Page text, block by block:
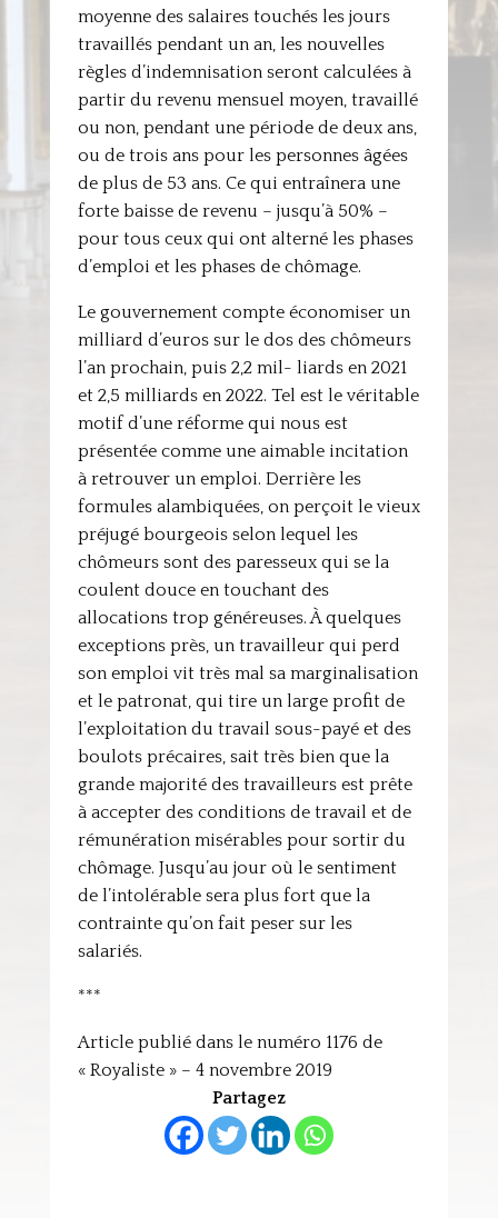
moyenne des salaires touchés les jours
travaillés pendant un an, les nouvelles
règles d’indemnisation seront calculées à
partir du revenu mensuel moyen, travaillé
ou non, pendant une période de deux ans,
ou de trois ans pour les personnes âgées
de plus de 53 ans. Ce qui entraînera une
forte baisse de revenu – jusqu’à 50% –
pour tous ceux qui ont alterné les phases
d’emploi et les phases de chômage.
Le gouvernement compte économiser un
milliard d’euros sur le dos des chômeurs
l’an prochain, puis 2,2 mil- liards en 2021
et 2,5 milliards en 2022. Tel est le véritable
motif d’une réforme qui nous est
présentée comme une aimable incitation
à retrouver un emploi. Derrière les
formules alambiquées, on perçoit le vieux
préjugé bourgeois selon lequel les
chômeurs sont des paresseux qui se la
coulent douce en touchant des
allocations trop généreuses. À quelques
exceptions près, un travailleur qui perd
son emploi vit très mal sa marginalisation
et le patronat, qui tire un large profit de
l’exploitation du travail sous-payé et des
boulots précaires, sait très bien que la
grande majorité des travailleurs est prête
à accepter des conditions de travail et de
rémunération misérables pour sortir du
chômage. Jusqu’au jour où le sentiment
de l’intolérable sera plus fort que la
contrainte qu’on fait peser sur les
salariés.
***
Article publié dans le numéro 1176 de
« Royaliste » – 4 novembre 2019
Partagez